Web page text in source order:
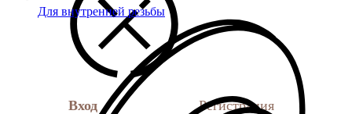
Для внутренней резьбы
Вход Регистрация